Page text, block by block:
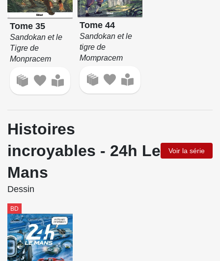
Tome 35
Sandokan et le
Tigre de
Monpracem
Tome 44
Sandokan et le
tigre de
Mompracem
Histoires
incroyables - 24h Le
Mans
Voir la série
Dessin
BD